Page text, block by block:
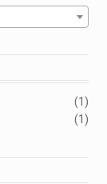
(1)
(1)